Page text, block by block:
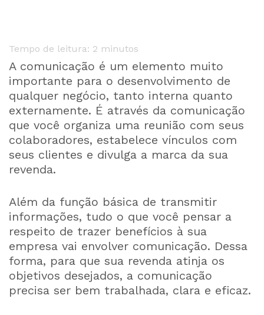
Tempo de leitura: 2 minutos
A comunicação é um elemento muito
importante para o desenvolvimento de
qualquer negócio, tanto interna quanto
externamente. É através da comunicação
que você organiza uma reunião com seus
colaboradores, estabelece vínculos com
seus clientes e divulga a marca da sua
revenda.
Além da função básica de transmitir
informações, tudo o que você pensar a
respeito de trazer benefícios à sua
empresa vai envolver comunicação. Dessa
forma, para que sua revenda atinja os
objetivos desejados, a comunicação
precisa ser bem trabalhada, clara e eficaz.